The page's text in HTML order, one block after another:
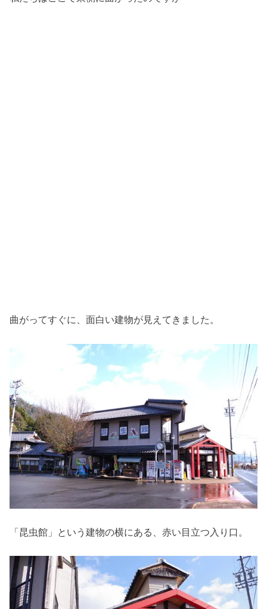
曲がってすぐに、面白い建物が見えてきました。
「昆虫館」という建物の横にある、赤い目立つ入り口。